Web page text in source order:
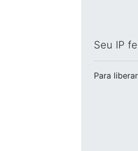
Seu IP
Para